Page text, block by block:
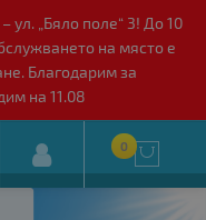
ул. „Бяло поле“ 3! До 10
на място е
Благодарим за
на 11.08
0 